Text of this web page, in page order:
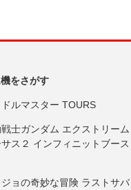
をさがす
ルマスター TOURS
士ガンダム エクストリーム
ス２ インフィニットブース
ョの奇妙な冒険 ラストサバ